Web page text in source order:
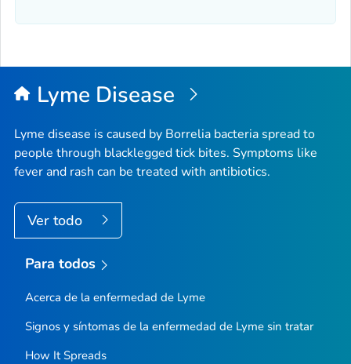
Lyme Disease
Lyme disease is caused by Borrelia bacteria spread to
people through blacklegged tick bites. Symptoms like
fever and rash can be treated with antibiotics.
Ver todo
Para todos
Acerca de la enfermedad de Lyme
Signos y síntomas de la enfermedad de Lyme sin tratar
How It Spreads